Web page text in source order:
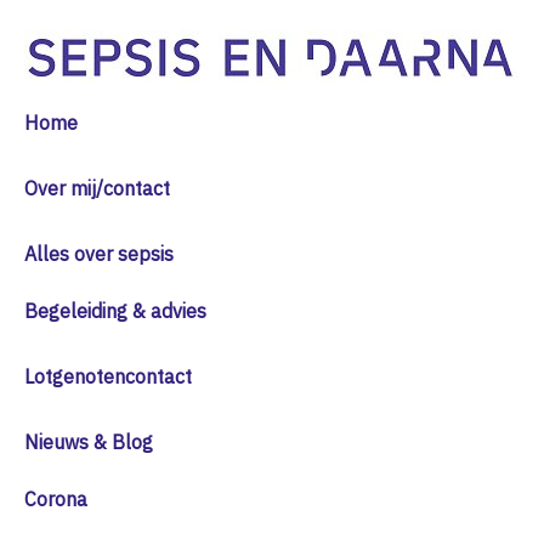
Home
Over mij/contact
Alles over sepsis
Begeleiding & advies
Lotgenotencontact
Nieuws & Blog
Corona